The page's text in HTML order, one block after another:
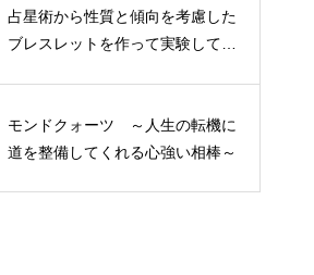
占星術から性質と傾向を考慮した
ブレスレットを作って実験してみ
モンドクォーツ ～人生の転機に
道を整備してくれる心強い相棒～